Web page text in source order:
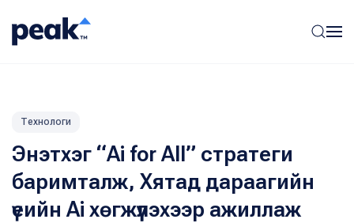
Технологи
Энэтхэг “Ai for All” стратеги
баримталж, Хятад дараагийн
үеийн Ai хөгжүүлэхээр ажиллаж